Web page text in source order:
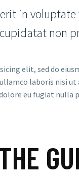
in
non
elit, sed do
laboris nisi
eu fugiat nulla